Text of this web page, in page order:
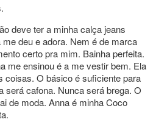
deve ter a minha calça jeans
deu e adora. Nem é de marca
certo pra mim. Bainha perfeita.
me ensinou é a me vestir bem. Ela
coisas. O básico é suficiente para
será cafona. Nunca será brega. O
de moda. Anna é minha Coco